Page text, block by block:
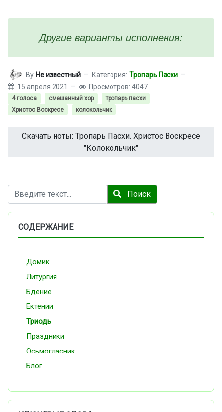
Другие варианты исполнения:
By Не известный Категория: Тропарь Пасхи
15 апреля 2021
Просмотров: 4047
4 голоса смешанный хор
тропарь пасхи
Христос Воскресе
колокольчик
Скачать ноты: Тропарь Пасхи. Христос Воскресе
"Колокольчик"
Поиск Поиск
СОДЕРЖАНИЕ
Домик
Литургия
Бдение
Ектении
Триодь
Праздники
Осьмогласник
Блог